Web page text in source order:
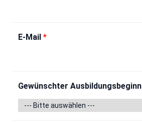
E-Mail *
Gewünschter Ausbildungsbeginn